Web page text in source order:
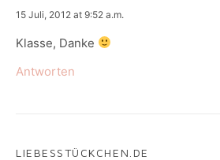
says:
15 Juli, 2012 at 9:52 a.m.
Klasse, Danke
Antworten
LIEBESSTÜCKCHEN.DE